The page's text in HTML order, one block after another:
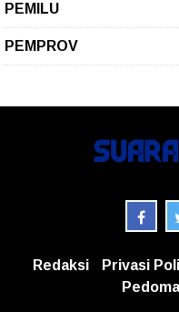
PEMILU
PEMPROV
Redaksi Privasi